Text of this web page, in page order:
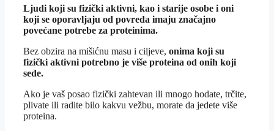
Ljudi koji su fizički aktivni, kao i starije osobe i oni
koji se oporavljaju od povreda imaju značajno
povećane potrebe za proteinima.
Bez obzira na mišićnu masu i ciljeve, onima koji su
fizički aktivni potrebno je više proteina od onih koji
sede.
Ako je vaš posao fizički zahtevan ili mnogo hodate, trčite,
plivate ili radite bilo kakvu vežbu, morate da jedete više
proteina.